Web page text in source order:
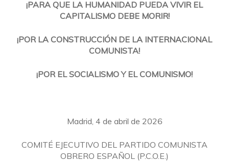
¡PARA QUE LA HUMANIDAD PUEDA VIVIR EL
CAPITALISMO DEBE MORIR!
¡POR LA CONSTRUCCIÓN DE LA INTERNACIONAL
COMUNISTA!
¡POR EL SOCIALISMO Y EL COMUNISMO!
Madrid, 4 de abril de 2026
COMITÉ EJECUTIVO DEL PARTIDO COMUNISTA
OBRERO ESPAÑOL (P.C.O.E.)